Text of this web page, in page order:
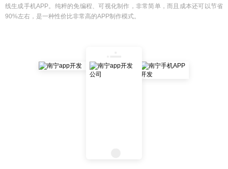
线生成手机APP。纯粹的免编程、可视化制作，非常简单，而且成本还可以节省
90%左右，是一种性价比非常高的APP制作模式。